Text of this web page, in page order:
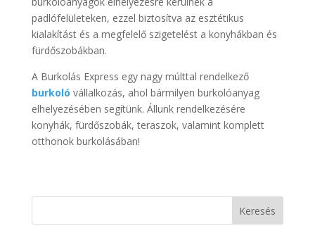
padlófelületeken, ezzel biztosítva az esztétikus
kialakítást és a megfelelő szigetelést a konyhákban és
fürdőszobákban.
A Burkolás Express egy nagy múlttal rendelkező
burkoló vállalkozás, ahol bármilyen burkolóanyag
elhelyezésében segítünk. Állunk rendelkezésére
konyhák, fürdőszobák, teraszok, valamint komplett
otthonok burkolásában!